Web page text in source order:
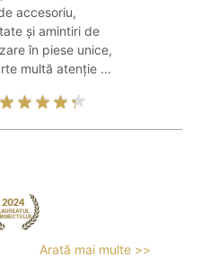
accesoriu,
și amintiri de
în piese unice,
multă atenție ...
Arată mai multe >>